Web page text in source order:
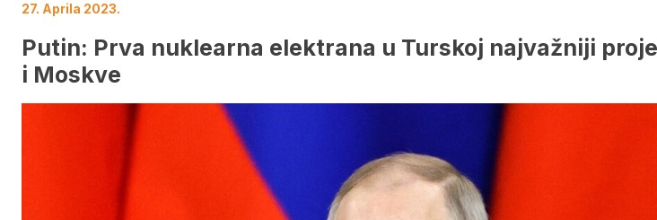
27. Aprila 2023.
Putin: Prva nuklearna elektrana u Turskoj najvažniji
i Moskve